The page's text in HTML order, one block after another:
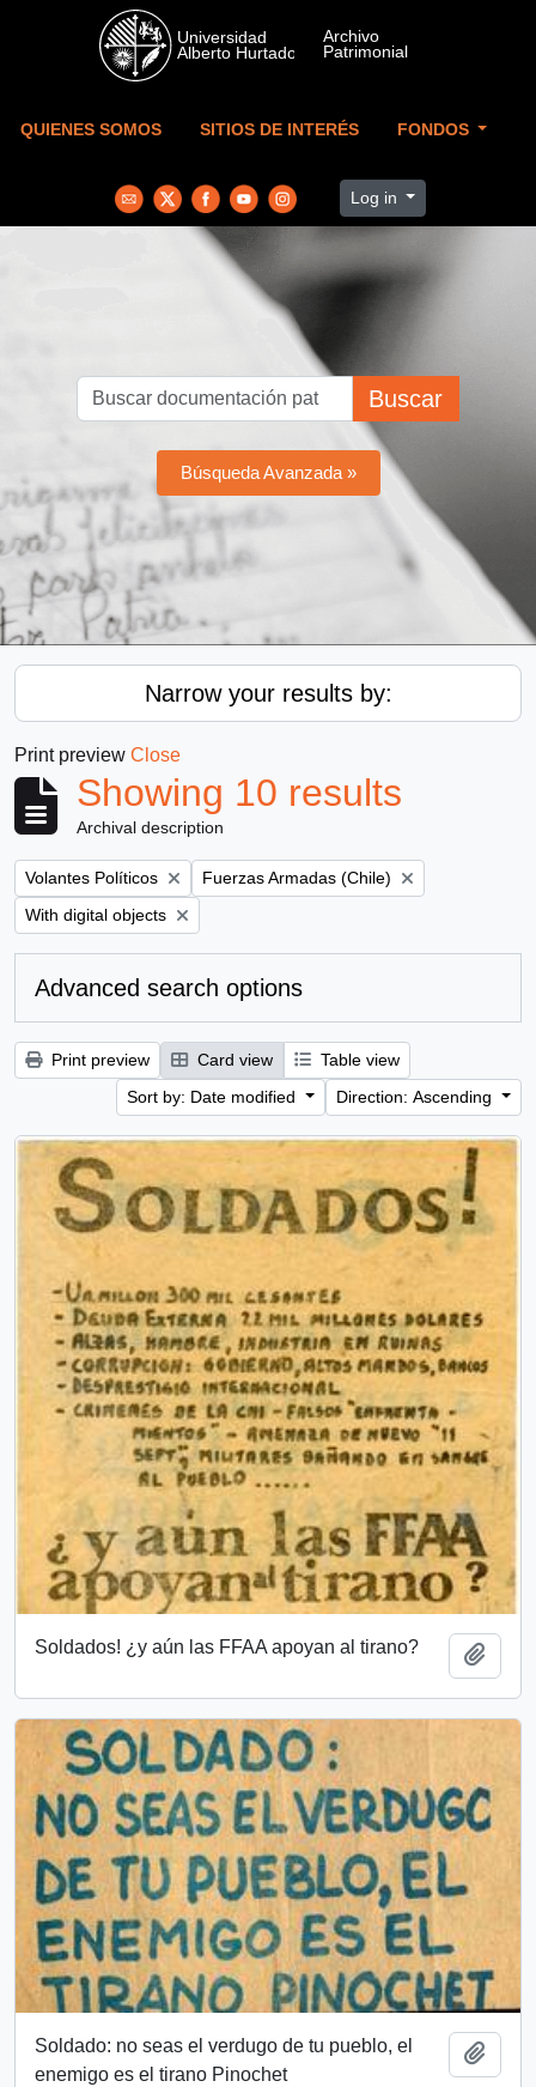
Skip to main content
QUIENES SOMOS SITIOS DE INTERÉS FONDOS
Log in
Buscar
Búsqueda Avanzada »
Narrow your results by:
Print preview Close
Showing 10 results
Archival description
Remove filter:
Volantes Políticos Remove filter:
Fuerzas Armadas (Chile)
Remove filter:
With digital objects
Advanced search options
Print preview Card view
Table view
Sort by: Date modified
Direction: Ascending
Soldados! ¿y aún las FFAA apoyan al tirano?
Soldado: no seas el verdugo de tu pueblo, el
enemigo es el tirano Pinochet